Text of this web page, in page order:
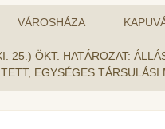
VÁROSHÁZA
25.) ÖKT. HATÁROZAT:
EGYSÉGES TÁRSULÁSI